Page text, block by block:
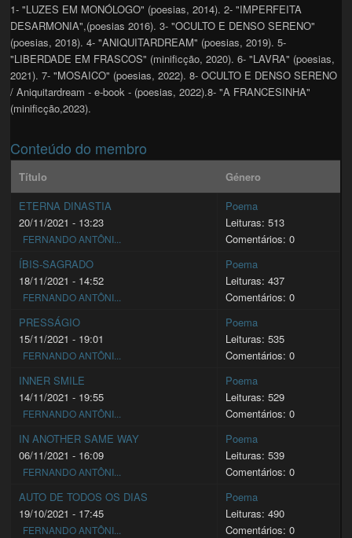
1- "LUZES EM MONÓLOGO" (poesias, 2014). 2- "IMPERFEITA
DESARMONIA",(poesias 2016). 3- "OCULTO E DENSO SERENO"
(poesias, 2018). 4- "ANIQUITARDREAM" (poesias, 2019). 5-
"LIBERDADE EM FRASCOS" (minificção, 2020). 6- "LAVRA" (poesias,
2021). 7- "MOSAICO" (poesias, 2022). 8- OCULTO E DENSO SERENO
/ Aniquitardream - e-book - (poesias, 2022).8- "A FRANCESINHA"
(minificção,2023).
Conteúdo do membro
Título
Género
ETERNA DINASTIA
20/11/2021 - 13:23
FERNANDO ANTÔNI...
Poema
Leituras: 513
Comentários: 0
ÍBIS-SAGRADO
18/11/2021 - 14:52
FERNANDO ANTÔNI...
Poema
Leituras: 437
Comentários: 0
PRESSÁGIO
15/11/2021 - 19:01
FERNANDO ANTÔNI...
Poema
Leituras: 535
Comentários: 0
INNER SMILE
14/11/2021 - 19:55
FERNANDO ANTÔNI...
Poema
Leituras: 529
Comentários: 0
IN ANOTHER SAME WAY
06/11/2021 - 16:09
FERNANDO ANTÔNI...
Poema
Leituras: 539
Comentários: 0
AUTO DE TODOS OS DIAS
19/10/2021 - 17:45
FERNANDO ANTÔNI...
Poema
Leituras: 490
Comentários: 0